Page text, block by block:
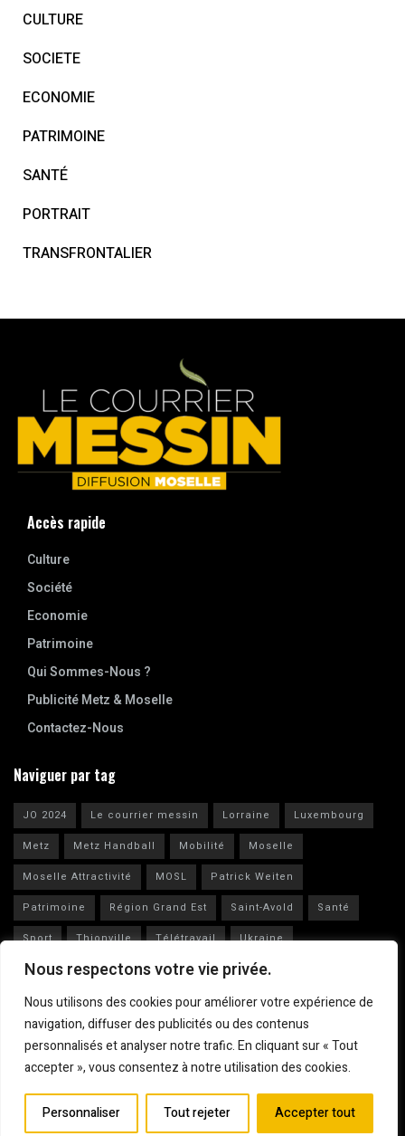
Nous respectons votre vie privée.
Nous utilisons des cookies pour améliorer votre expérience de
navigation, diffuser des publicités ou des contenus
personnalisés et analyser notre trafic. En cliquant sur « Tout
accepter », vous consentez à notre utilisation des cookies.
Personnaliser Tout rejeter Accepter tout
CULTURE
SOCIETE
ECONOMIE
PATRIMOINE
SANTÉ
PORTRAIT
TRANSFRONTALIER
Accès rapide
Culture
Société
Economie
Patrimoine
Qui Sommes-Nous ?
Publicité Metz & Moselle
Contactez-Nous
Naviguer par tag
JO 2024 Le courrier messin Lorraine
Luxembourg
Metz
Metz Handball Mobilité
Moselle
Moselle Attractivité
MOSL
Patrick Weiten
Patrimoine
Région Grand Est Saint-Avold
Santé
Sport
Thionville Télétravail
Ukraine
Vianney Huguenot
Ville de Metz
Mentions légales
© 2023Le Courrier Messin